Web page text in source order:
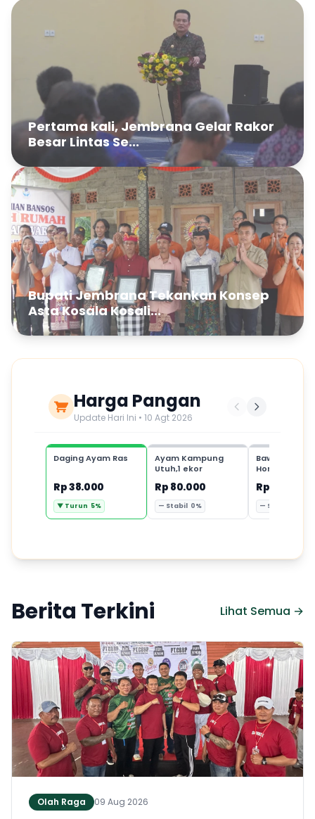
Pertama kali, Jembrana Gelar Rakor
Besar Lintas Se...
Bupati Jembrana Tekankan Konsep
Asta Kosala Kosali...
Harga Pangan
Update Hari Ini • 10 Agt 2026
Daging Ayam Ras
Rp 38.000
▼ Turun 5%
Ayam Kampung
Utuh,1 ekor
Rp 80.000
— Stabil 0%
Bawang Putih
Honan,1 kg
Rp 35.000
— Stabil 0%
Berita Terkini Lihat Semua →
Olah Raga 09 Aug 2026